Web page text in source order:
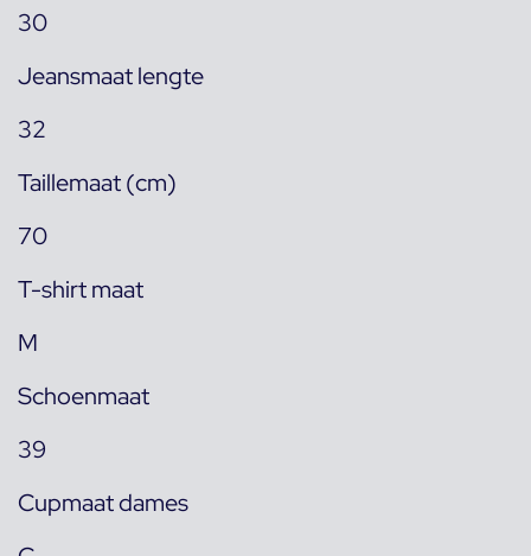
30
Jeansmaat lengte
32
Taillemaat (cm)
70
T-shirt maat
M
Schoenmaat
39
Cupmaat dames